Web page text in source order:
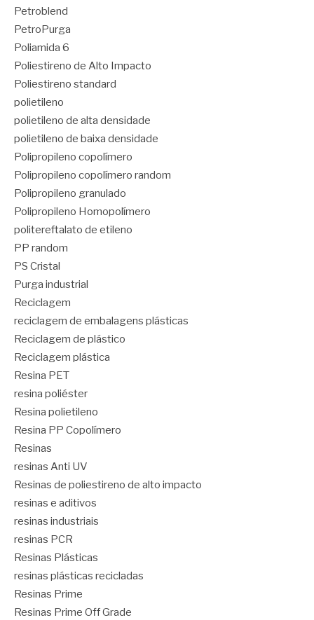
Petroblend
PetroPurga
Poliamida 6
Poliestireno de Alto Impacto
Poliestireno standard
polietileno
polietileno de alta densidade
polietileno de baixa densidade
Polipropileno copolímero
Polipropileno copolímero random
Polipropileno granulado
Polipropileno Homopolímero
politereftalato de etileno
PP random
PS Cristal
Purga industrial
Reciclagem
reciclagem de embalagens plásticas
Reciclagem de plástico
Reciclagem plástica
Resina PET
resina poliéster
Resina polietileno
Resina PP Copolímero
Resinas
resinas Anti UV
Resinas de poliestireno de alto impacto
resinas e aditivos
resinas industriais
resinas PCR
Resinas Plásticas
resinas plásticas recicladas
Resinas Prime
Resinas Prime Off Grade